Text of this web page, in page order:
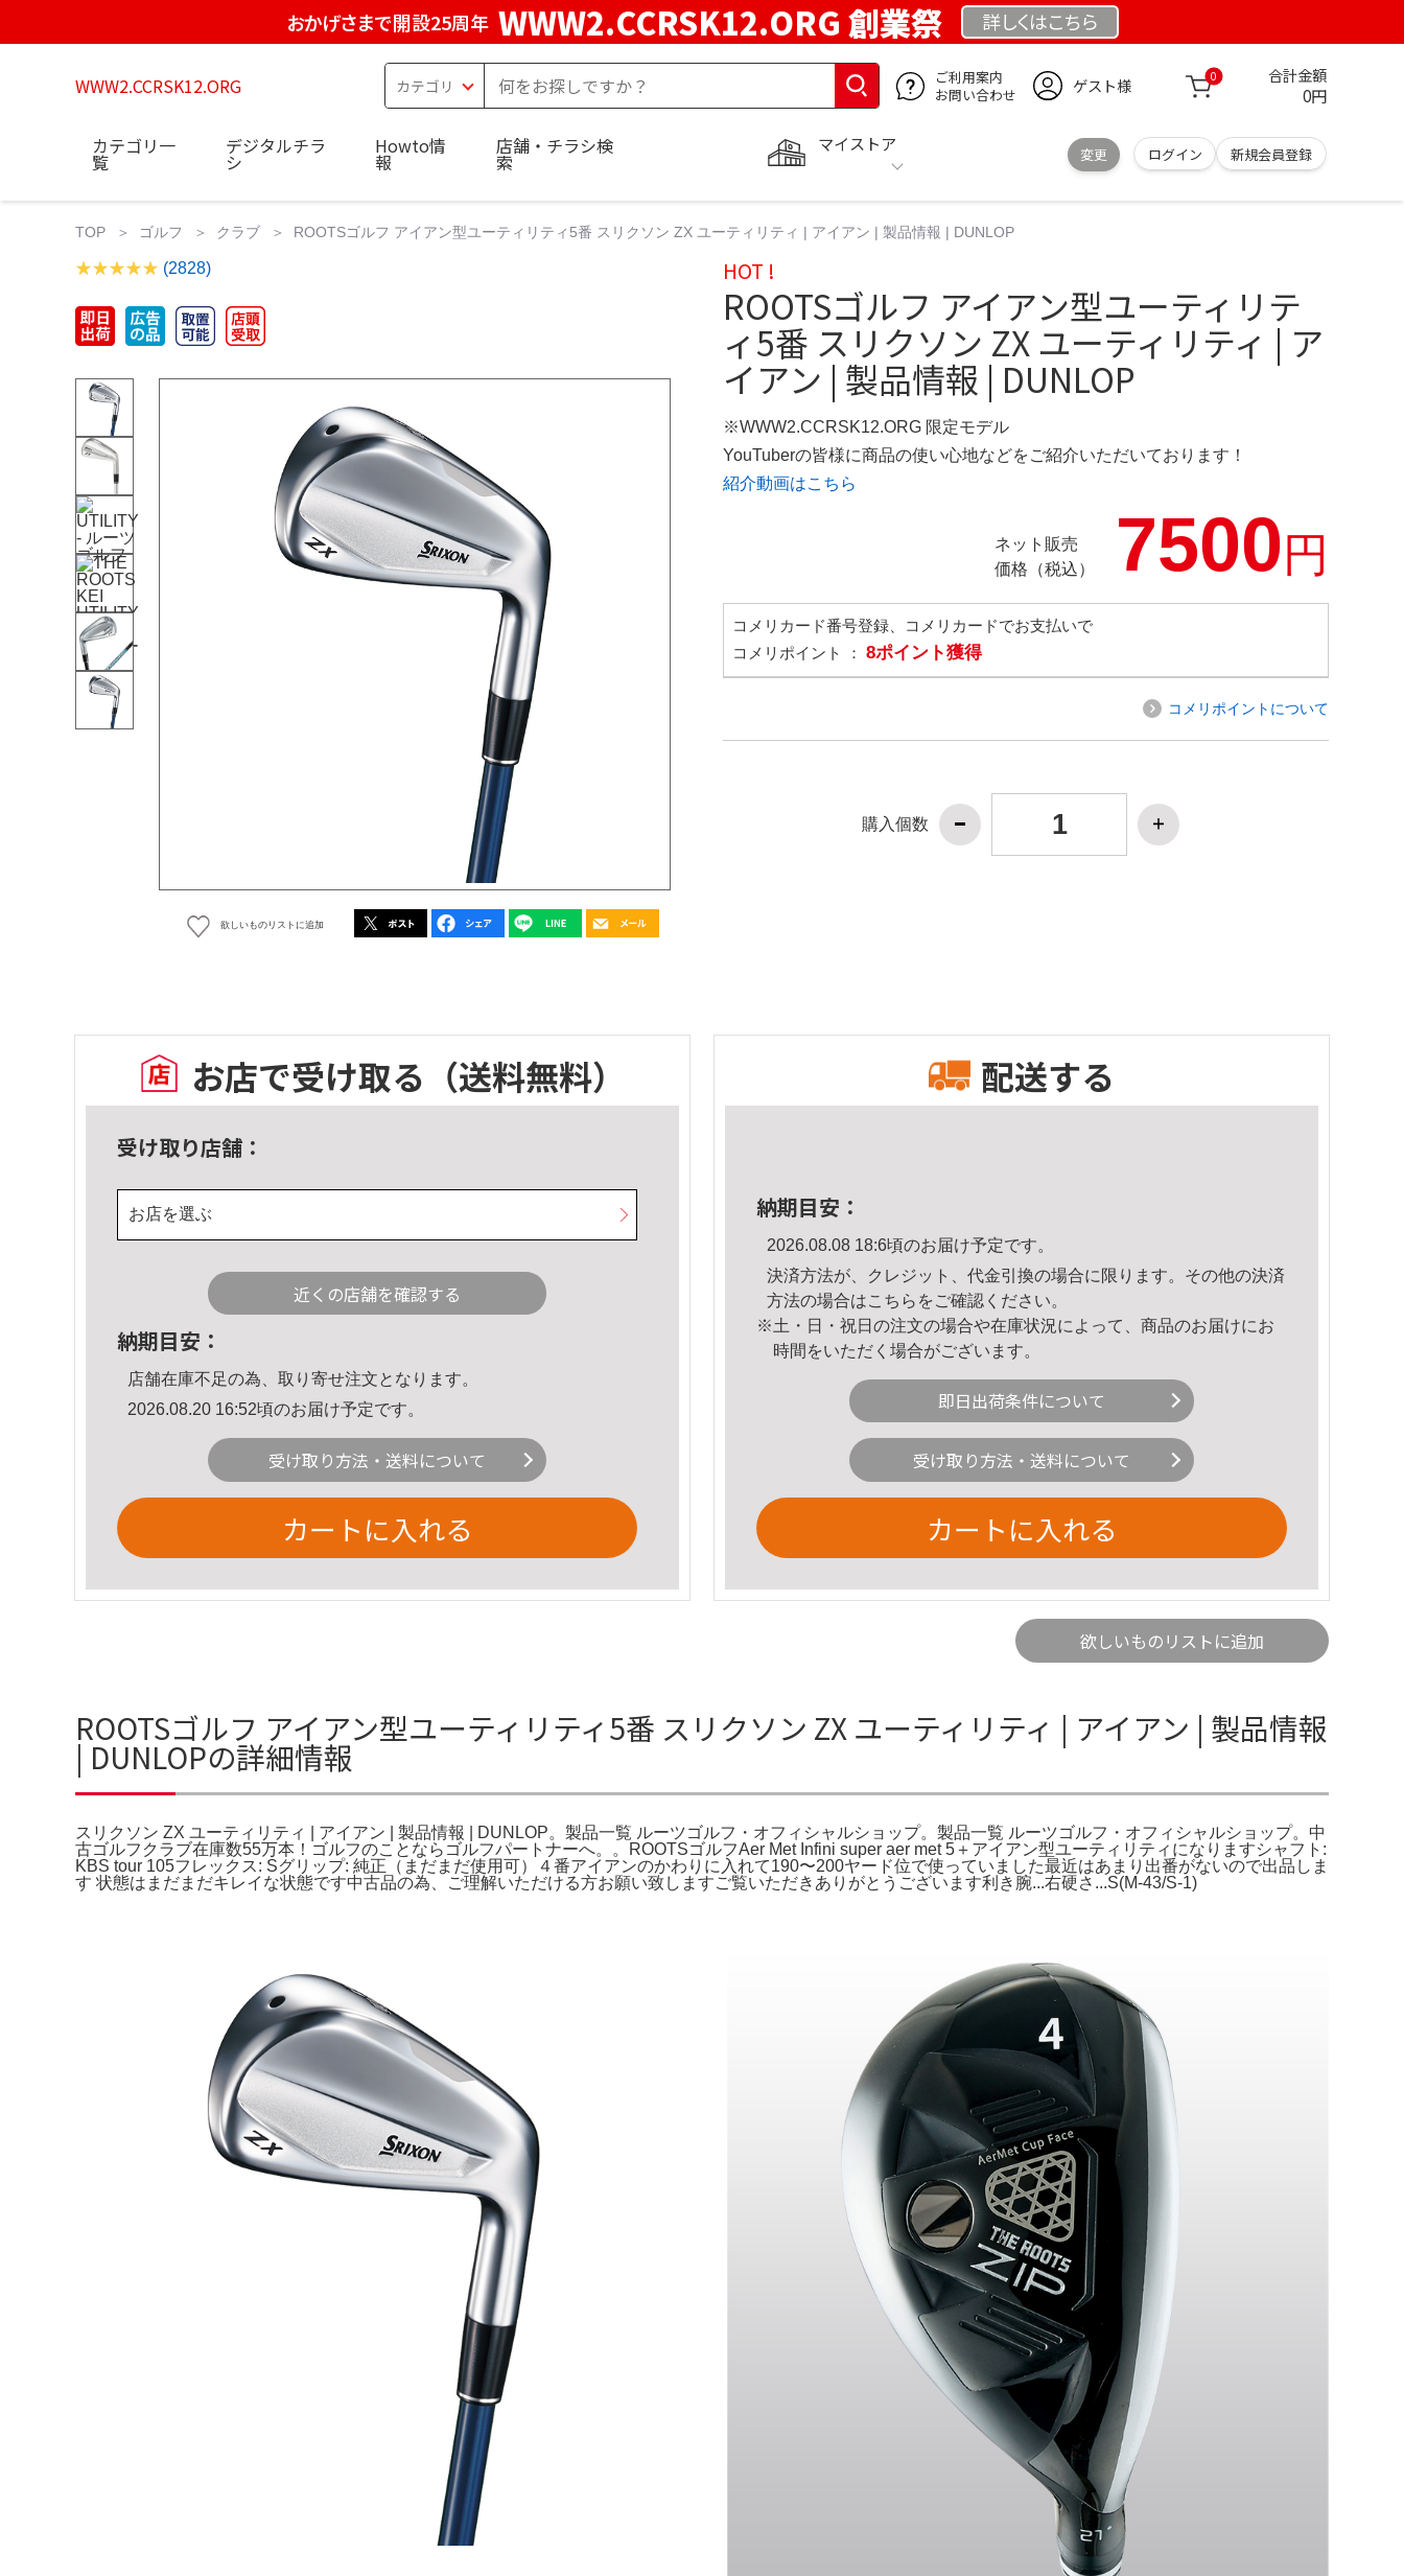
おかげさまで開設25周年 WWW2.CCRSK12.ORG 創業祭 詳しくはこちら
WWW2.CCRSK12.ORG
ご利用案内
お問い合わせ
ゲスト様 0 合計金額
0円
マイストア
変更 ログイン 新規会員登録
カテゴリ一
覧
デジタルチラ
シ
Howto情
報
店舗・チラシ検
索
TOP ゴルフ クラブ ROOTSゴルフ アイアン型ユーティリティ5番 スリクソン ZX ユーティリティ | アイアン | 製品情報 | DUNLOP
(2828)
欲しいものリストに追加
HOT !
ROOTSゴルフ アイアン型ユーティリテ
ィ5番 スリクソン ZX ユーティリティ | ア
イアン | 製品情報 | DUNLOP
※WWW2.CCRSK12.ORG 限定モデル
YouTuberの皆様に商品の使い心地などをご紹介いただいております！
紹介動画はこちら
ネット販売
価格（税込）
7500円
コメリカード番号登録、コメリカードでお支払いで
コメリポイント ： 8ポイント獲得
コメリポイントについて
購入個数
お店で受け取る （送料無料）
受け取り店舗：
お店を選ぶ
近くの店舗を確認する
納期目安：
店舗在庫不足の為、取り寄せ注文となります。
2026.08.20 16:52頃のお届け予定です。
受け取り方法・送料について
カートに入れる
配送する
納期目安：
2026.08.08 18:6頃のお届け予定です。
決済方法が、クレジット、代金引換の場合に限ります。その他の決済
方法の場合はこちら をご確認ください。
※土・日・祝日の注文の場合や在庫状況によって、商品のお届けにお
時間をいただく場合がございます。
即日出荷条件について
受け取り方法・送料について
カートに入れる
欲しいものリストに追加
ROOTSゴルフ アイアン型ユーティリティ5番 スリクソン ZX ユーティリティ | アイアン | 製品情報
| DUNLOPの詳細情報
スリクソン ZX ユーティリティ | アイアン | 製品情報 | DUNLOP。製品一覧 ルーツゴルフ・オフィシャルショップ。製品一覧 ルーツゴルフ・オフィシャルショップ。中
古ゴルフクラブ在庫数55万本！ゴルフのことならゴルフパートナーへ。。ROOTSゴルフAer Met Infini super aer met 5＋アイアン型ユーティリティになりますシャフト:
KBS tour 105フレックス: Sグリップ: 純正（まだまだ使用可）４番アイアンのかわりに入れて190〜200ヤード位で使っていました最近はあまり出番がないので出品しま
す 状態はまだまだキレイな状態です中古品の為、ご理解いただける方お願い致しますご覧いただきありがとうございます利き腕...右硬さ...S(M-43/S-1)